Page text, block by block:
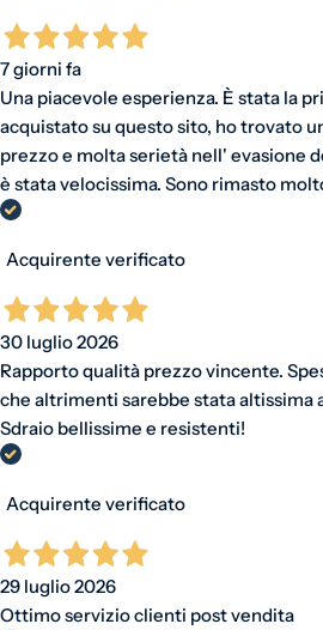
7 giorni fa
Una piacevole esperienza. È stata la
acquistato su questo sito, ho trovato
prezzo e molta serietà nell' evasione
è stata velocissima. Sono rimasto
Acquirente verificato
30 luglio 2026
Rapporto qualità prezzo vincente.
che altrimenti sarebbe stata altissima
Sdraio bellissime e resistenti!
Acquirente verificato
29 luglio 2026
Ottimo servizio clienti post vendita